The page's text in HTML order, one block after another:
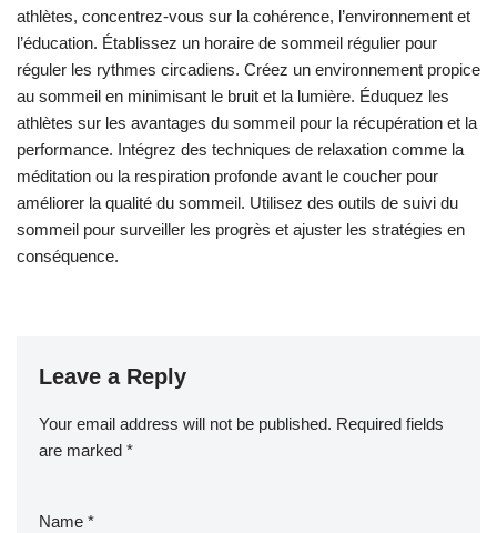
athlètes, concentrez-vous sur la cohérence, l’environnement et
l’éducation. Établissez un horaire de sommeil régulier pour
réguler les rythmes circadiens. Créez un environnement propice
au sommeil en minimisant le bruit et la lumière. Éduquez les
athlètes sur les avantages du sommeil pour la récupération et la
performance. Intégrez des techniques de relaxation comme la
méditation ou la respiration profonde avant le coucher pour
améliorer la qualité du sommeil. Utilisez des outils de suivi du
sommeil pour surveiller les progrès et ajuster les stratégies en
conséquence.
Leave a Reply
Your email address will not be published. Required fields
are marked *
Name *